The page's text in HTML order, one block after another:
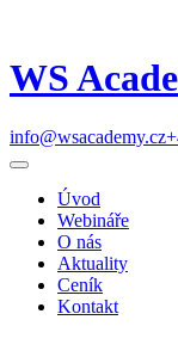
WS
info@wsacademy.cz
Úvod
Webináře
O nás
Aktuality
Ceník
Kontakt